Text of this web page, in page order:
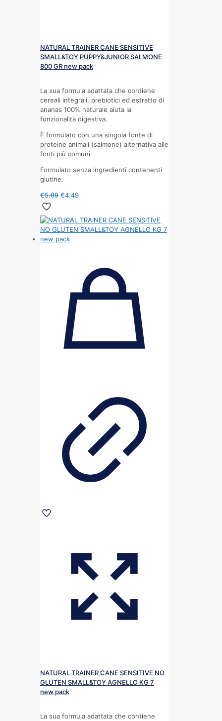
NATURAL TRAINER CANE SENSITIVE
SMALL&TOY PUPPY&JUNIOR SALMONE
800 GR new pack
La sua formula adattata che contiene
cereali integrali, prebiotici ed estratto di
ananas 100% naturale aiuta la
funzionalità digestiva.
È formulato con una singola fonte di
proteine animali (salmone) alternativa alle
fonti più comuni.
Formulato senza ingredienti contenenti
glutine.
€5.99 €4.49
NATURAL TRAINER CANE SENSITIVE NO
GLUTEN SMALL&TOY AGNELLO KG 7
new pack
La sua formula adattata che contiene